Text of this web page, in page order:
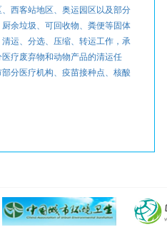
西客站地区、奥运园区以及部分
余垃圾、可回收物、粪便等固体
运、分选、压缩、转运工作，承
疗废弃物和动物产品的清运任
分医疗机构、疫苗接种点、核酸
任务。